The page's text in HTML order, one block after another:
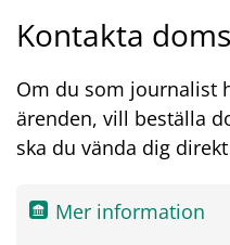
Kontakta
Om du som journalist
ärenden, vill beställa
ska du vända dig
Mer information